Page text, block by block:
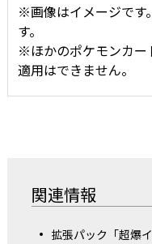
※画像はイメージです
す。
※ほかのポケモンカ
適用はできません。
関連情報
拡張パック「超爆